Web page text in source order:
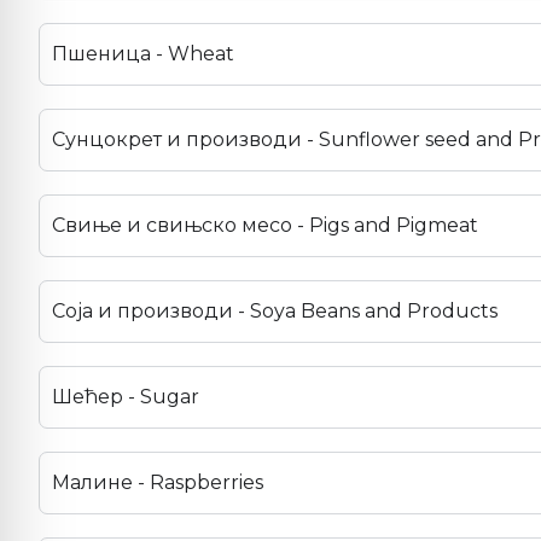
Пшеница - Wheat
Сунцокрет и производи - Sunflower seed and
Свиње и свињско месо - Pigs and Pigmeat
Соја и производи - Soya Beans and Products
Шећер - Sugar
Малине - Raspberries